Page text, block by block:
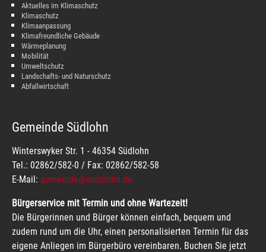
Aktuelles im Klimaschutz
Klimaschutz
Klimaanpassung
Klimafreundliche Gebäude
Wärmeplanung
Mobilität
Umweltschutz
Landschafts- und Naturschutz
Abfallwirtschaft
Gemeinde Südlohn
Winterswyker Str. 1 - 46354 Südlohn
Tel.: 02862/582-0 / Fax: 02862/582-58
E-Mail: gemeinde@suedlohn.de
Bürgerservice mit Termin und ohne Wartezeit!
Die Bürgerinnen und Bürger können einfach, bequem und
zudem rund um die Uhr, einen personalisierten Termin für das
eigene Anliegen im Bürgerbüro vereinbaren. Buchen Sie jetzt